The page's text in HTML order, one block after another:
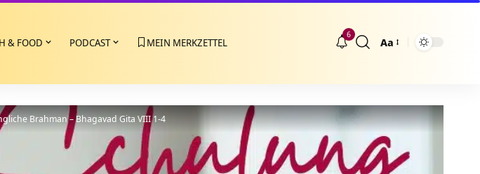
& FOOD PODCAST MEIN MERKZETTEL
6
Größenänderung
Aa
Brahman – Bhagavad Gita VIII 1-4